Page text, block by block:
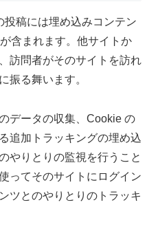
投稿には埋め込みコンテン
含まれます。他サイトか
訪問者がそのサイトを訪れ
振る舞います。
データの収集、Cookie の
追加トラッキングの埋め込
やりとりの監視を行うこと
ってそのサイトにログイン
ツとのやりとりのトラッキ